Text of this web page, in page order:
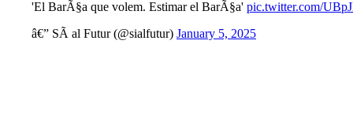
'El BarÃ§a que volem. Estimar el BarÃ§a' pic.twitter.com/
â€” SÃ­ al Futur (@sialfutur) January 5, 2025